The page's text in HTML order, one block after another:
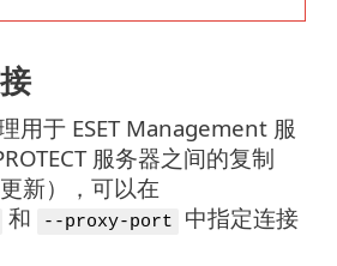
用于 ESET Management 服
服务器之间的复制
新），可以在
和 --proxy-port
中指定连接